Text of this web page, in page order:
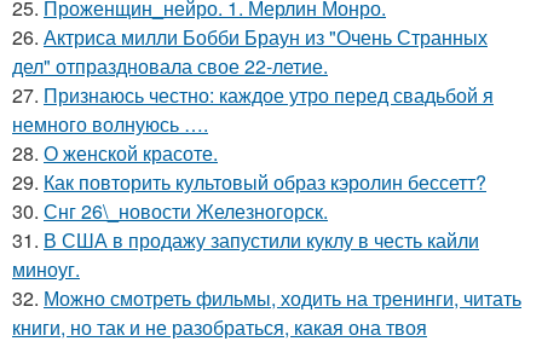
25. Проженщин_нейро. 1. Мерлин Монро.
26. Актриса милли Бобби Браун из "Очень Странных
дел" отпраздновала свое 22-летие.
27. Признаюсь честно: каждое утро перед свадьбой я
немного волнуюсь ….
28. О женской красоте.
29. Как повторить культовый образ кэролин бессетт?
30. Снг 26\_новости Железногорск.
31. В США в продажу запустили куклу в честь кайли
миноуг.
32. Можно смотреть фильмы, ходить на тренинги, читать
книги, но так и не разобраться, какая она твоя